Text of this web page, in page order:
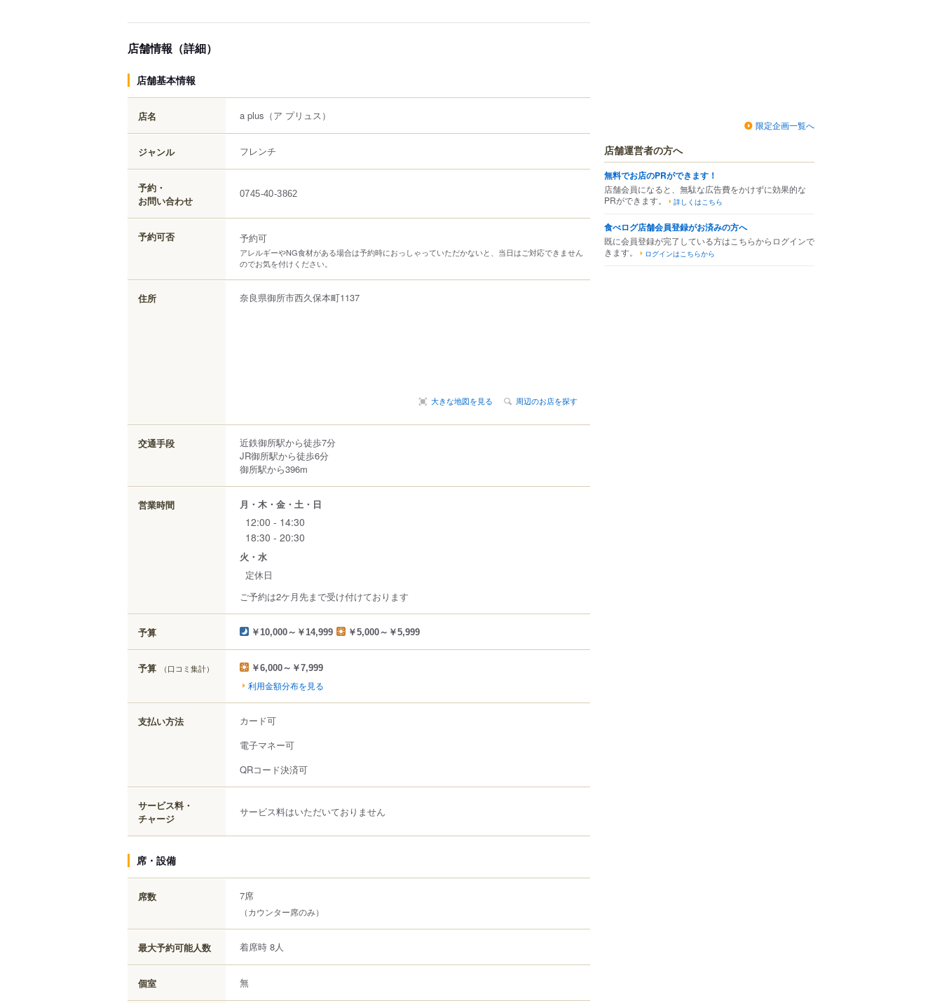
店舗情報（詳細）
店舗基本情報
店名 a plus （ア プリュス）
ジャンル フレンチ
予約・
お問い合わせ
0745-40-3862
予約可否 予約可
アレルギーやNG食材がある場合は予約時におっしゃっていただかないと、当日はご対応できません
のでお気を付けください。
住所 奈良県御所市西久保本町1137
大きな地図を見る 周辺のお店を探す
交通手段
近鉄御所駅から徒歩7分
JR御所駅から徒歩6分
御所駅から396m
営業時間 月・木・金・土・日
12:00 - 14:30
18:30 - 20:30
火・水
定休日
ご予約は2ケ月先まで受け付けております
予算 ￥10,000～￥14,999 ￥5,000～￥5,999
予算 （口コミ集計） ￥6,000～￥7,999
利用金額分布を見る
支払い方法
カード可
電子マネー可
QRコード決済可
サービス料・
チャージ
サービス料はいただいておりません
席・設備
席数 7席
（カウンター席のみ）
最大予約可能人数 着席時 8人
個室 無
限定企画一覧へ
店舗運営者の方へ
無料でお店のPRができます！
店舗会員になると、無駄な広告費をかけずに効果的な
PRができます。
詳しくはこちら
食べログ店舗会員登録がお済みの方へ
既に会員登録が完了している方はこちらからログインで
きます。
ログインはこちらから